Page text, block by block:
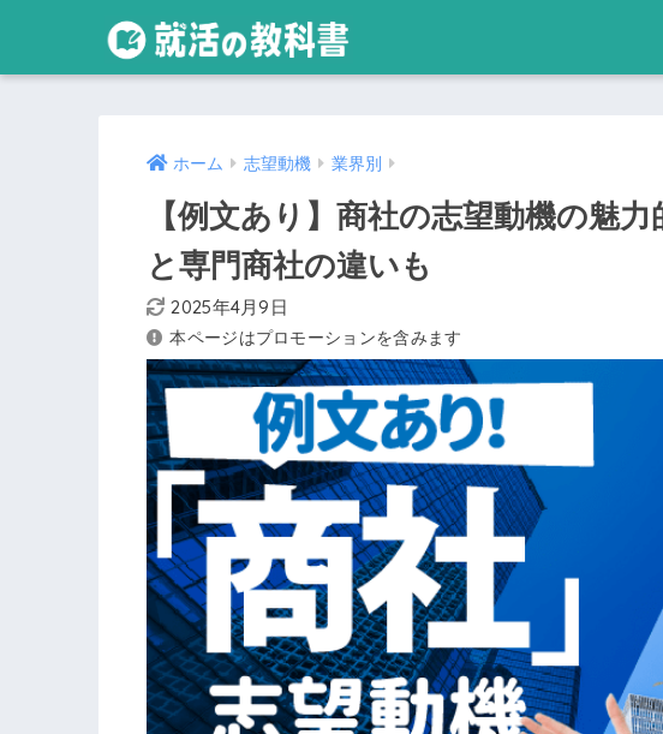
ホーム 志望動機 業界別
【例文あり】商社の志望動機の魅
と専門商社の違いも
2025年4月9日
本ページはプロモーションを含みます